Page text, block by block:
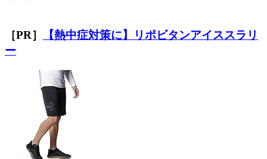
［PR］
【熱中症対策に】リポビタンアイススラリ
ー